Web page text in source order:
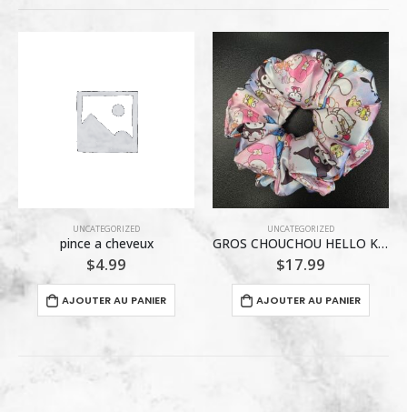
UNCATEGORIZED
$17.99
AJOUTER AU PANIER
ENTRETIEN EXTENSIONS CAPILLAIRES
BASE C SOIN HYDRATANT 300ML
$25.95
AJOUTER AU PANIER